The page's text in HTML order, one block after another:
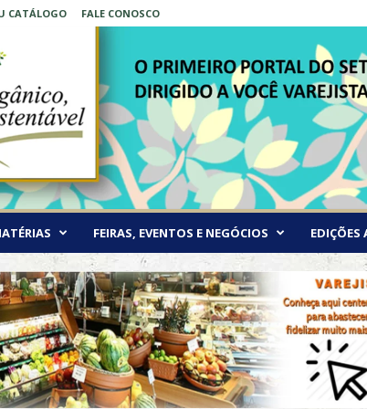
CATÁLOGO FALE CONOSCO
FEIRAS, EVENTOS E NEGÓCIOS EDIÇÕES